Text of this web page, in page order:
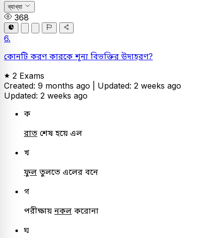
ব্যাখ্যা
368
6.
কোনটি করণ কারকে শূন্য বিভক্তির উদাহরণ?
2 Exams
Created: 9 months ago | Updated: 2 weeks ago
Updated: 2 weeks ago
ক
রাত শেষ হয়ে এল
খ
ফুল তুলতে এলের বনে
গ
পরীক্ষায় নকল করোনা
ঘ